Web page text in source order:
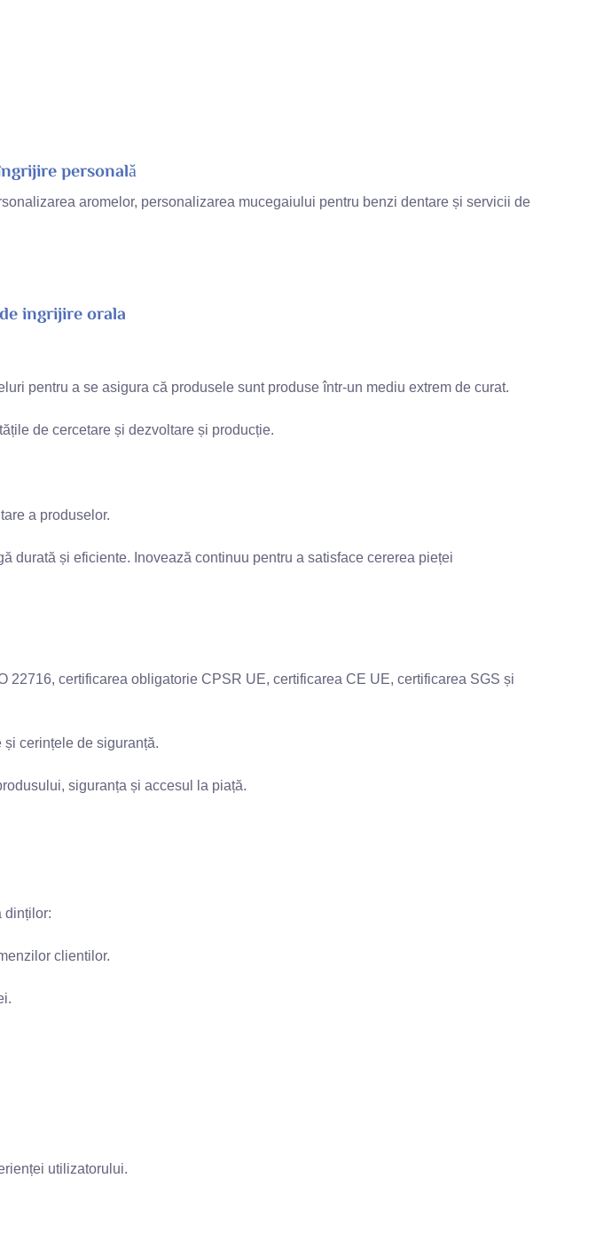
personală
aromelor, personalizarea mucegaiului pentru benzi dentare și servicii de
ingrijire orala
pentru a se asigura că produsele sunt produse într-un mediu extrem de curat.
de cercetare și dezvoltare și producție.
a produselor.
și eficiente. Inovează continuu pentru a satisface cererea pieței
certificarea obligatorie CPSR UE, certificarea CE UE, certificarea SGS și
cerințele de siguranță.
siguranța și accesul la piață.
dinților:
clientilor.
utilizatorului.